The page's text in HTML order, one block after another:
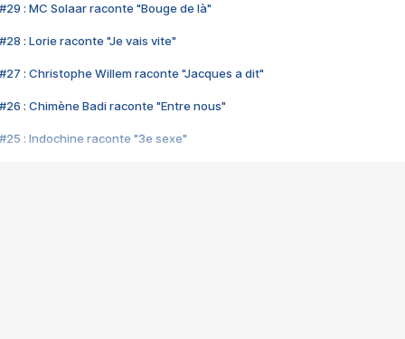
#29 : MC Solaar raconte "Bouge de là"
#28 : Lorie raconte "Je vais vite"
#27 : Christophe Willem raconte "Jacques a dit"
#26 : Chimène Badi raconte "Entre nous"
#25 : Indochine raconte "3e sexe"